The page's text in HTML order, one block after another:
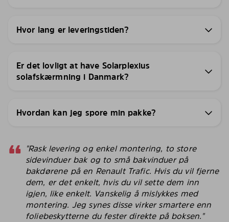
Hvor lang er leveringstiden?
Er det lovligt at have Solarplexius
solafskærmning i Danmark?
Hvordan kan jeg spore min pakke?
"Rask levering og enkel montering, to store
sidevinduer bak og to små bakvinduer på
bakdørene på en Renault Trafic. Hvis du vil fjerne
dem, er det enkelt, hvis du vil sette dem inn
igjen, like enkelt. Vanskelig å mislykkes med
montering. Jeg synes disse virker smartere enn
foliebeskytterne du fester direkte på boksen."